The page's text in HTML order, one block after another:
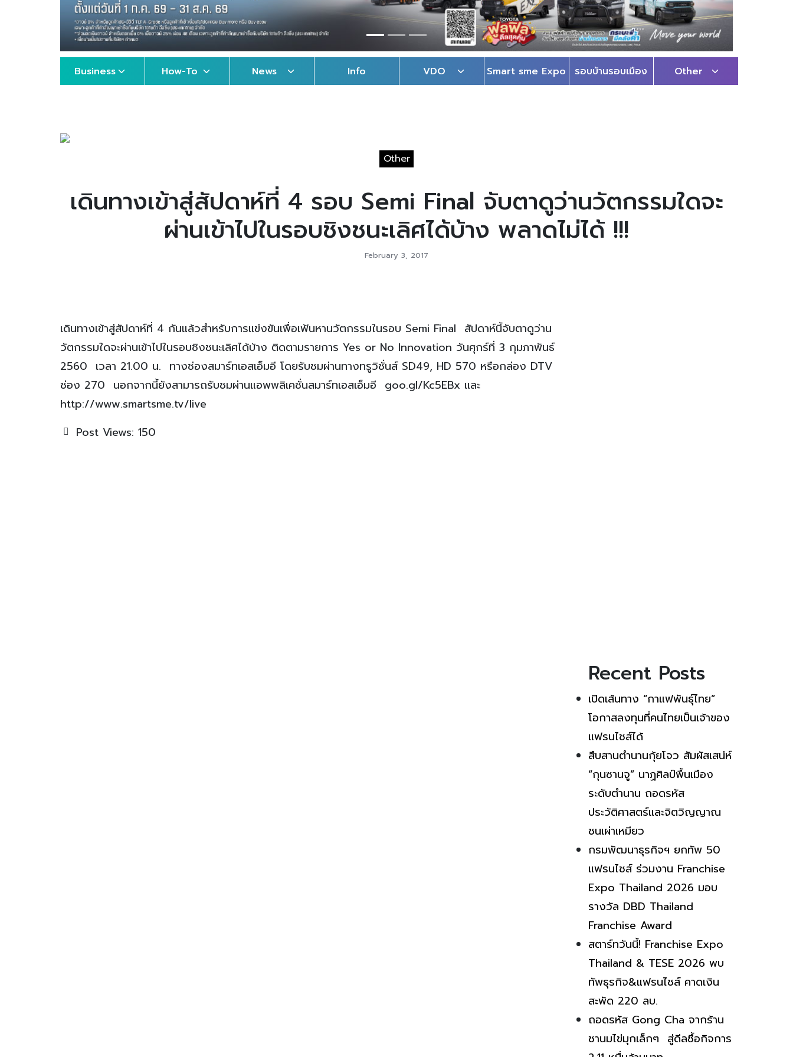
Business How-To News Info VDO Smart sme Expo รอบบ้านรอบเมือง Other
Other
เดินทางเข้าสู่สัปดาห์ที่ 4 รอบ Semi Final จับตาดูว่านวัตกรรมใดจะ
ผ่านเข้าไปในรอบชิงชนะเลิศได้บ้าง พลาดไม่ได้ !!!
February 3, 2017
เดินทางเข้าสู่สัปดาห์ที่ 4 กันแล้วสำหรับการแข่งขันเพื่อเฟ้นหานวัตกรรมในรอบ Semi Final สัปดาห์นี้จับตาดูว่าน
วัตกรรมใดจะผ่านเข้าไปในรอบชิงชนะเลิศได้บ้าง ติดตามรายการ Yes or No Innovation วันศุกร์ที่ 3 กุมภาพันธ์
2560 เวลา 21.00 น. ทางช่องสมาร์ทเอสเอ็มอี โดยรับชมผ่านทางทรูวิชั่นส์ SD49, HD 570 หรือกล่อง DTV
ช่อง 270 นอกจากนี้ยังสามารถรับชมผ่านแอพพลิเคชั่นสมาร์ทเอสเอ็มอี goo.gl/Kc5EBx และ
http://www.smartsme.tv/live
Post Views: 150
Recent Posts
เปิดเส้นทาง “กาแฟพันธุ์ไทย”
โอกาสลงทุนที่คนไทยเป็นเจ้าของ
แฟรนไชส์ได้
สืบสานตำนานกุ้ยโจว สัมผัสเสน่ห์
“กุนซานจู” นาฏศิลป์พื้นเมือง
ระดับตำนาน ถอดรหัส
ประวัติศาสตร์และจิตวิญญาณ
ชนเผ่าเหมียว
กรมพัฒนาธุรกิจฯ ยกทัพ 50
แฟรนไชส์ ร่วมงาน Franchise
Expo Thailand 2026 มอบ
รางวัล DBD Thailand
Franchise Award
สตาร์ทวันนี้! Franchise Expo
Thailand & TESE 2026 พบ
ทัพธุรกิจ&แฟรนไชส์ คาดเงิน
สะพัด 220 ลบ.
ถอดรหัส Gong Cha จากร้าน
ชานมไข่มุกเล็กๆ สู่ดีลซื้อกิจการ